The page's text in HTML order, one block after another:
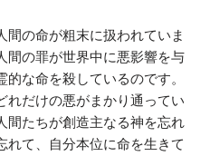
間の命が粗末に扱われていま
間の罪が世界中に悪影響を与
な命を殺しているのです。
れだけの悪がまかり通ってい
間たちが創造主なる神を忘れ
れて、自分本位に命を生きて